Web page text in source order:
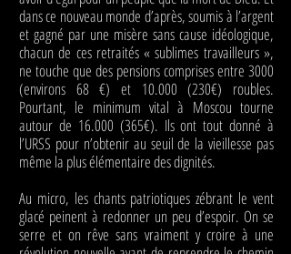
dans ce nouveau monde d’après, soumis à l’argent
et gagné par une misère sans cause idéologique,
chacun de ces retraités « sublimes travailleurs »,
ne touche que des pensions comprises entre 3000
(environs 68 €) et 10.000 (230€) roubles.
Pourtant, le minimum vital à Moscou tourne
autour de 16.000 (365€). Ils ont tout donné à
l’URSS pour n’obtenir au seuil de la vieillesse pas
même la plus élémentaire des dignités.
Au micro, les chants patriotiques zébrant le vent
glacé peinent à redonner un peu d’espoir. On se
serre et on rêve sans vraiment y croire à une